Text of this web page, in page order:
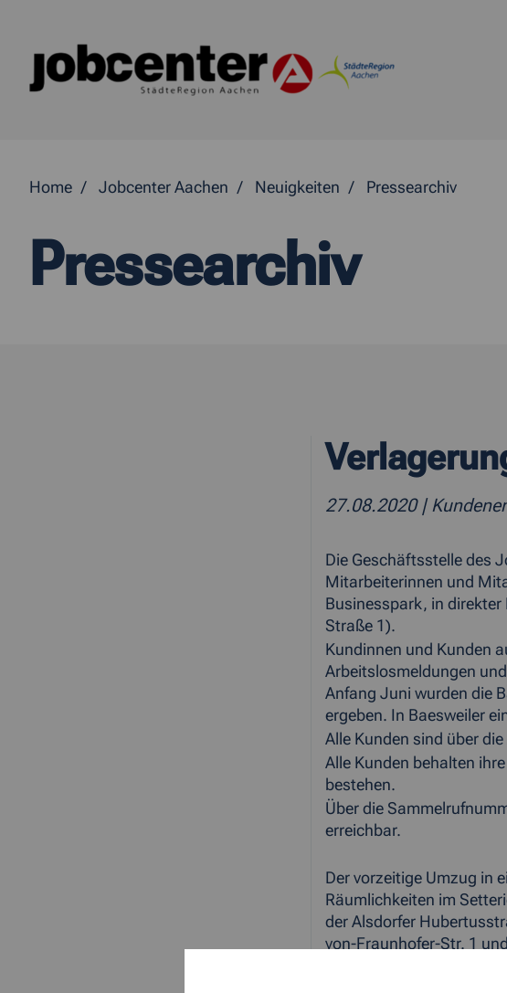
Home Jobcenter Aachen Neuigkeiten Pressearchiv
Pressearchiv
27.08.2020 |
Die Geschäftsstelle des
Mitarbeiterinnen und
Businesspark, in
Straße 1).
Kundinnen und Kunden
Arbeitslosmeldungen
Anfang Juni wurden die
ergeben. In Baesweiler
Alle Kunden sind über
Alle Kunden behalten
bestehen.
Über die
erreichbar.
Der vorzeitige Umzug in
Räumlichkeiten im
der Alsdorfer
von-Fraunhofer-Str. 1